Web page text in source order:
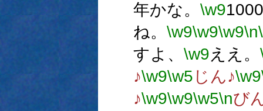
年かな。 \w9
ね。 \w9\w9\w9\n
すよ、 \w9ええ。
♪\w9\w5 じん♪\w9
♪\w9\w9\w5\nび